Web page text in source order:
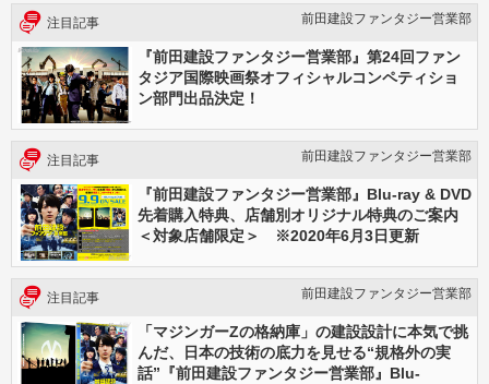
注目記事 前田建設ファンタジー営業部
『前田建設ファンタジー営業部』第24回ファン
タジア国際映画祭オフィシャルコンペティショ
ン部門出品決定！
注目記事 前田建設ファンタジー営業部
『前田建設ファンタジー営業部』Blu-ray & DVD
先着購入特典、店舗別オリジナル特典のご案内
＜対象店舗限定＞ ※2020年6月3日更新
注目記事 前田建設ファンタジー営業部
「マジンガーZの格納庫」の建設設計に本気で挑
んだ、日本の技術の底力を見せる“規格外の実
話”『前田建設ファンタジー営業部』Blu-